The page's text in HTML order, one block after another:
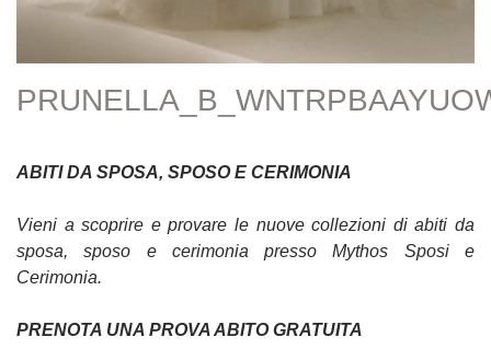
ABITI DA SPOSA, SPOSO E CERIMONIA
Vieni a scoprire e provare le nuove collezioni di abiti da
sposa, sposo e cerimonia presso Mythos Sposi e
Cerimonia.
PRENOTA UNA PROVA ABITO GRATUITA